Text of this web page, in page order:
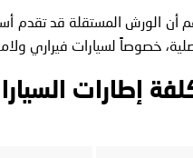
أن الورش المستقلة قد تقدم
خصوصاً لسيارات فيراري
إطارات